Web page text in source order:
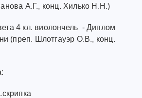
А.Г., конц. Хилько Н.Н.)
4 кл. виолончель - Диплом
(преп. Шлотгауэр О.В., конц.